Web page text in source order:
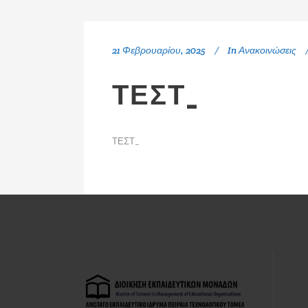
21 Φεβρουαρίου, 2025 InΑνακοινώσεις
ΤΕΣΤ_
ΤΕΣΤ_